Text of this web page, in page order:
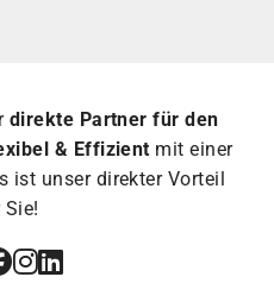
direkte Partner für den
& Effizient mit einer
ist unser direkter Vorteil